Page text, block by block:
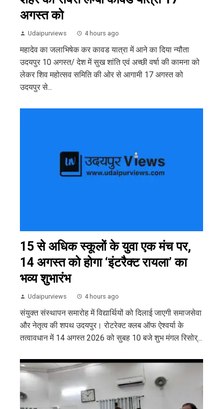
अगस्त को
Udaipurviews 4 hours ago
महादेव का जलाभिषेक कर कावड यात्रा में आने का दिया न्यौता
उदयपुर 10 अगस्त/ देश में सुख शांति एवं अच्छी वर्षा की कामना को
लेकर शिव महोत्सव समिति की ओर से आगामी 17 अगस्त को
उदयपुर से...
15 से अधिक स्कूलों के युवा एक मंच पर,
14 अगस्त को होगा ‘इंटरैक्ट रायला’ का
भव्य शुभारंभ
Udaipurviews 4 hours ago
संयुक्त संस्थापन समारोह में विद्यार्थियों को दिलाई जाएगी समाजसेवा
और नेतृत्व की शपथ उदयपुर। रोटरेक्ट क्लब ऑफ ऐश्वर्या के
तत्वावधान में 14 अगस्त 2026 को सुबह 10 बजे शुभ मंगल रिसोर्...